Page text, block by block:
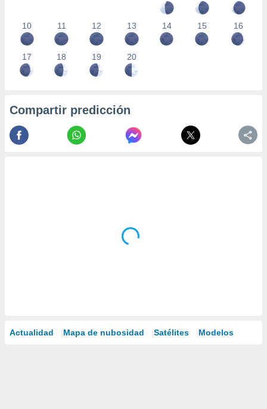
10 11 12 13 14 15 16
17 18 19 20
Compartir predicción
Actualidad Mapa de nubosidad Satélites Modelos